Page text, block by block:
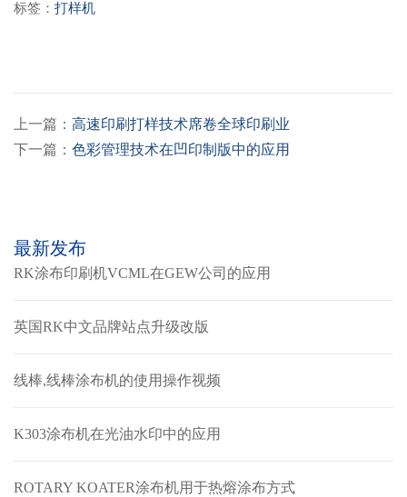
标签： 打样机
上一篇： 高速印刷打样技术席卷全球印刷业
下一篇： 色彩管理技术在凹印制版中的应用
最新发布
RK涂布印刷机VCML在GEW公司的应用
英国RK中文品牌站点升级改版
线棒,线棒涂布机的使用操作视频
K303涂布机在光油水印中的应用
ROTARY KOATER涂布机用于热熔涂布方式